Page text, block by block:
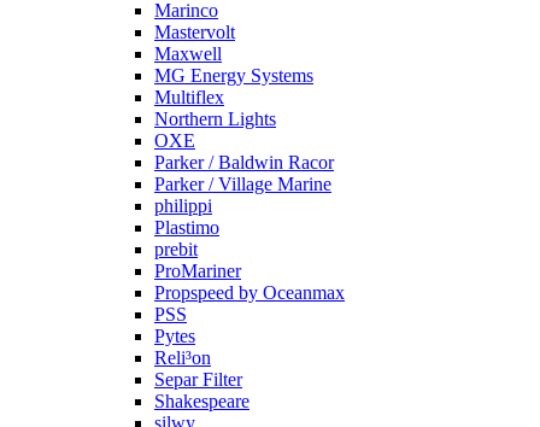
Marinco
Mastervolt
Maxwell
MG Energy Systems
Multiflex
Northern Lights
OXE
Parker / Baldwin Racor
Parker / Village Marine
philippi
Plastimo
prebit
ProMariner
Propspeed by Oceanmax
PSS
Pytes
Reli³on
Separ Filter
Shakespeare
silwy